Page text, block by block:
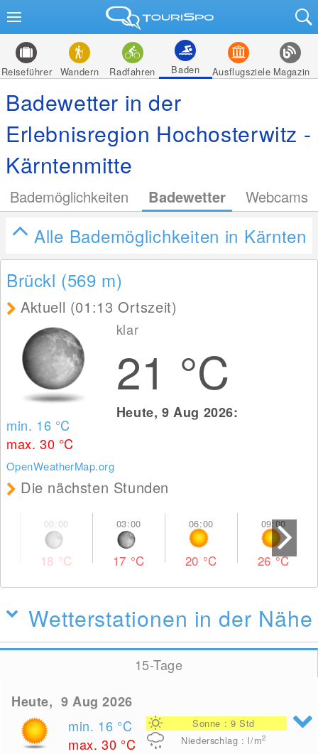
Reiseführer Wandern Radfahren Baden Ausflugsziele Magazin
Badewetter in der
Erlebnisregion Hochosterwitz -
Kärntenmitte
Bademöglichkeiten Badewetter Webcams
Alle Bademöglichkeiten in Kärnten
Brückl (569 m)
Aktuell (01:13 Ortszeit)
min. 16 °C
max. 30 °C
OpenWeatherMap.org
klar
21 °C
Heute, 9 Aug 2026:
Die nächsten Stunden
18 °C 17 °C 20 °C 26°C
Wetterstationen in der Nähe
15-Tage
Heute, 9 Aug 2026
min. 16 °C
max. 30 °C
Sonne : 9 Std
Niederschlag : l/m2